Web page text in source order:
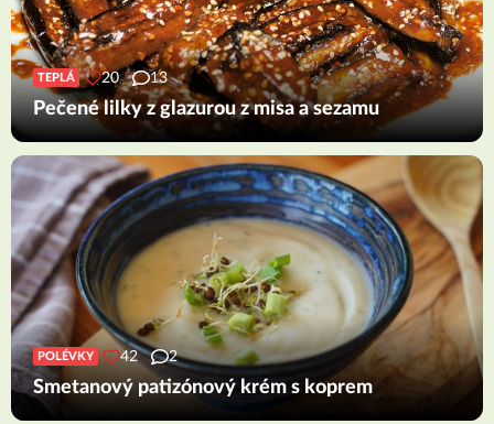
TEPLÁ 20 13
Pečené lilky z glazurou z misa a sezamu
POLÉVKY 42 2
Smetanový patizónový krém s koprem